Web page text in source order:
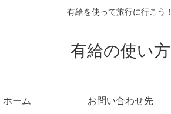
有給を使って旅行に行こう！
有給の使い方
ホーム お問い合わせ先